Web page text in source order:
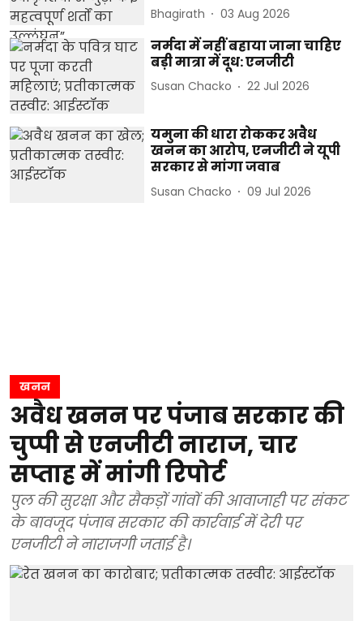
Bhagirath 03 Aug 2026
नर्मदा में नहीं बहाया जाना चाहिए
बड़ी मात्रा में दूध: एनजीटी
Susan Chacko 22 Jul 2026
यमुना की धारा रोककर अवैध
खनन का आरोप, एनजीटी ने यूपी
सरकार से मांगा जवाब
Susan Chacko 09 Jul 2026
खनन
अवैध खनन पर पंजाब सरकार की
चुप्पी से एनजीटी नाराज, चार
सप्ताह में मांगी रिपोर्ट
पुल की सुरक्षा और सैकड़ों गांवों की आवाजाही पर संकट
के बावजूद पंजाब सरकार की कार्रवाई में देरी पर
एनजीटी ने नाराजगी जताई है।